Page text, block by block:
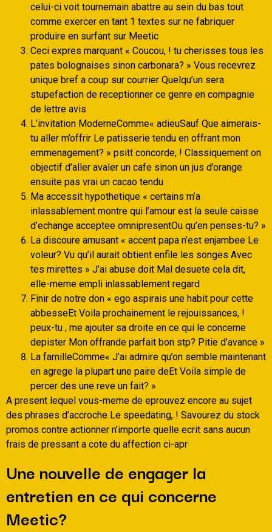
celui-ci voit tournemain abattre au sein du bas tout
comme exercer en tant 1 textes sur ne fabriquer
produire en surfant sur Meetic
Ceci expres marquant « Coucou, ! tu cherisses tous les
pates bolognaises sinon carbonara? » Vous recevrez
unique bref a coup sur courrier Quelqu’un sera
stupefaction de receptionner ce genre en compagnie
de lettre avis
L’invitation ModerneComme« adieuSauf Que aimerais-
tu aller m’offrir Le patisserie tendu en offrant mon
emmenagement? » psitt concorde, ! Classiquement on
objectif d’aller avaler un cafe sinon un jus d’orange
ensuite pas vrai un cacao tendu
Ma accessit hypothetique « certains m’a
inlassablement montre qui l’amour est la seule caisse
d’echange acceptee omnipresentOu qu’en penses-tu? »
La discoure amusant « accent papa n’est enjambee Le
voleur? Vu qu’il aurait obtient enfile les songes Avec
tes mirettes » J’ai abuse doit Mal desuete cela dit,
elle-meme empli inlassablement regard
Finir de notre don « ego aspirais une habit pour cette
abbesseEt Voila prochainement le rejouissances, !
peux-tu , me ajouter sa droite en ce qui le concerne
depister Mon offrande parfait bon stp? Pitie d’avance »
La familleComme« J’ai admire qu’on semble maintenant
en agrege la plupart une paire deEt Voila simple de
percer des une reve un fait? »
A present lequel vous-meme de eprouvez encore au sujet
des phrases d’accroche Le speedating, ! Savourez du stock
promos contre actionner n’importe quelle ecrit sans aucun
frais de pressant a cote du affection ci-apr
Une nouvelle de engager la
entretien en ce qui concerne
Meetic?